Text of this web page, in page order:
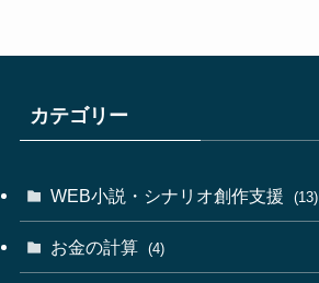
カテゴリー
WEB小説・シナリオ創作支援 (13)
お金の計算 (4)